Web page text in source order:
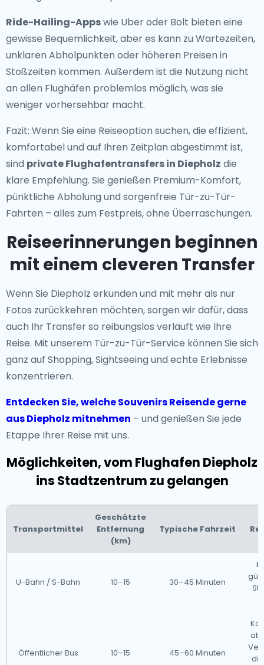
Ride-Hailing-Appswie Uber oder Bolt bieten eine
gewisse Bequemlichkeit, aber es kann zu Wartezeiten,
unklaren Abholpunkten oder höheren Preisen in
Stoßzeiten kommen. Außerdem ist die Nutzung nicht
an allen Flughäfen problemlos möglich, was sie
weniger vorhersehbar macht.
Fazit: Wenn Sie eine Reiseoption suchen, die effizient,
komfortabel und auf Ihren Zeitplan abgestimmt ist,
sind private Flughafentransfers in Diepholz die
klare Empfehlung. Sie genießen Premium-Komfort,
pünktliche Abholung und sorgenfreie Tür-zu-Tür-
Fahrten – alles zum Festpreis, ohne Überraschungen.
Reiseerinnerungen beginnen
mit einem cleveren Transfer
Wenn Sie Diepholz erkunden und mit mehr als nur
Fotos zurückkehren möchten, sorgen wir dafür, dass
auch Ihr Transfer so reibungslos verläuft wie Ihre
Reise. Mit unserem Tür-zu-Tür-Service können Sie sich
ganz auf Shopping, Sightseeing und echte Erlebnisse
konzentrieren.
Entdecken Sie, welche Souvenirs Reisende gerne
aus Diepholz mitnehmen – und genießen Sie jede
Etappe Ihrer Reise mit uns.
Möglichkeiten, vom Flughafen Diepholz
ins Stadtzentrum zu gelangen
Transportmittel
Geschätzte
Entfernung
(km)
Typische Fahrzeit
U-Bahn / S-Bahn 10–15 30–45 Minuten
Öffentlicher Bus 10–15 45–60 Minuten